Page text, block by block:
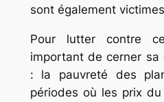
sont également
Pour lutter contre
important de cerner sa
: la pauvreté des
périodes où les prix